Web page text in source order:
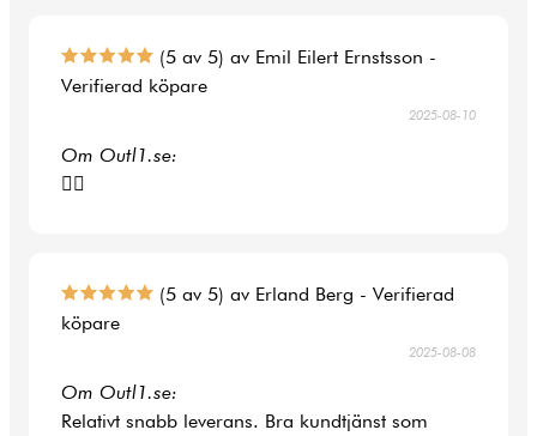
(5 av 5) av Emil Eilert Ernstsson -
Verifierad köpare
2025-08-10
Om Outl1.se:
👍🏻
(5 av 5) av Erland Berg - Verifierad
köpare
2025-08-08
Om Outl1.se:
Relativt snabb leverans. Bra kundtjänst som